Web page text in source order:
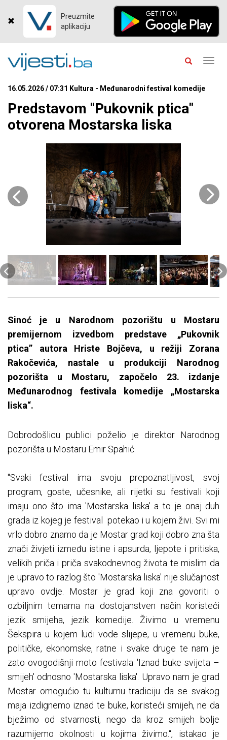
Preuzmite
aplikaciju
16.05.2026 / 07:31 Kultura - Međunarodni festival komedije
Predstavom "Pukovnik ptica"
otvorena Mostarska liska
Sinoć je u Narodnom pozorištu u Mostaru
premijernom izvedbom predstave „Pukovnik
ptica” autora Hriste Bojčeva, u režiji Zorana
Rakočevića, nastale u produkciji Narodnog
pozorišta u Mostaru, započelo 23. izdanje
Međunarodnog festivala komedije „Mostarska
liska“.
Dobrodošlicu publici poželio je direktor Narodnog
pozorišta u Mostaru Emir Spahić.
"Svaki festival ima svoju prepoznatljivost, svoj
program, goste, učesnike, ali rijetki su festivali koji
imaju ono što ima 'Mostarska liska' a to je onaj duh
grada iz kojeg je festival potekao i u kojem živi. Svi mi
vrlo dobro znamo da je Mostar grad koji dobro zna šta
znači živjeti između istine i apsurda, ljepote i pritiska,
velikih priča i priča svakodnevnog života te mislim da
je upravo to razlog što 'Mostarska liska' nije slučajnost
upravo ovdje. Mostar je grad koji zna govoriti o
ozbiljnim temama na dostojanstven način koristeći
jezik smijeha, jezik komedije. Živimo u vremenu
Šekspira u kojem ludi vode slijepe, u vremenu buke,
političke, ekonomske, ratne i svake druge te nam je
zato ovogodišnji moto festivala 'Iznad buke svijeta –
smijeh' odnosno 'Mostarska liska'. Upravo nam je grad
Mostar omogućio tu kulturnu tradiciju da se svakog
maja izdignemo iznad te buke, koristeći smijeh, ne da
bježimo od stvarnosti, nego da kroz smijeh bolje
razumijemo okolnosti u kojima živimo.“, istakao je